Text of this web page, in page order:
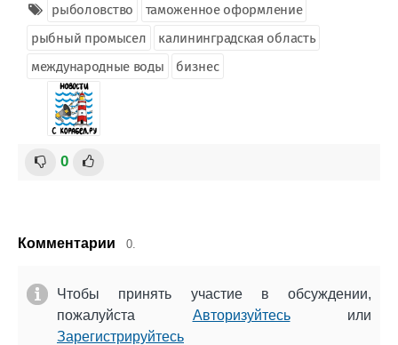
рыболовство
таможенное оформление
рыбный промысел
калининградская область
международные воды
бизнес
0
Комментарии 0.
Чтобы принять участие в обсуждении,
пожалуйста Авторизуйтесьили
Зарегистрируйтесь